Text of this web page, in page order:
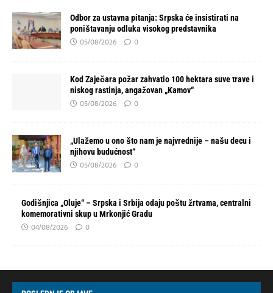
Odbor za ustavna pitanja: Srpska će insistirati na
poništavanju odluka visokog predstavnika
05/08/2026 0
Kod Zaječara požar zahvatio 100 hektara suve trave i
niskog rastinja, angažovan „Kamov“
05/08/2026 0
„Ulažemo u ono što nam je najvrednije – našu decu i
njihovu budućnost“
05/08/2026 0
Godišnjica „Oluje“ – Srpska i Srbija odaju poštu žrtvama, centralni
komemorativni skup u Mrkonjić Gradu
04/08/2026 0